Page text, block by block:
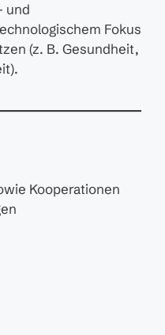
und
Fokus
(z. B. Gesundheit,
Kooperationen